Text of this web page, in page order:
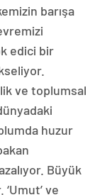
barışa
edici bir
ve toplumsal
huzur
Büyük
‘Umut’ ve